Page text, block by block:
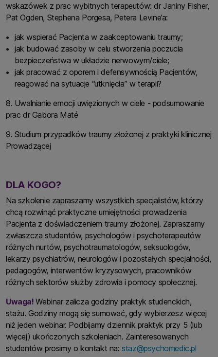
wskazówek z prac wybitnych terapeutów: dr Janiny Fisher,
Pat Ogden, Stephena Porgesa, Petera Levine’a:
jak wspierać Pacjenta w zaakceptowaniu traumy;
jak budować zasoby w celu stworzenia poczucia
bezpieczeństwa w układzie nerwowym/ciele;
jak pracować z oporem i defensywnością Pacjentów,
reagować na sytuacje “utknięcia” w terapii?
8. Uwalnianie emocji uwięzionych w ciele - podsumowanie
prac dr Gabora Maté
9. Studium przypadków traumy złożonej z praktyki klinicznej
Prowadzącej
DLA KOGO?
Na szkolenie zapraszamy wszystkich specjalistów, którzy
chcą rozwinąć praktyczne umiejętności prowadzenia
Pacjenta z doświadczeniem traumy złożonej. Zapraszamy
zwłaszcza studentów, psychologów i psychoterapeutów
różnych nurtów, psychotraumatologów, seksuologów,
lekarzy psychiatrów, neurologów i pozostałych specjalności,
pedagogów, interwentów kryzysowych, pracowników
różnych sektorów służby zdrowia i pomocy społecznej.
Uwaga!Webinar zalicza godziny praktyk studenckich,
stażu. Godziny mogą się sumować, gdy wybierzesz więcej
niż jeden webinar. Podbijamy dziennik praktyk przy 5 (lub
więcej) ukończonych szkoleniach. Zainteresowanych
studentów prosimy o kontakt na: staz@psychomedic.pl